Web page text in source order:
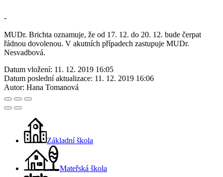
-
MUDr. Brichta oznamuje, že od 17. 12. do 20. 12. bude čerpat
řádnou dovolenou. V akutních případech zastupuje MUDr.
Nesvadbová.
Datum vložení: 11. 12. 2019 16:05
Datum poslední aktualizace: 11. 12. 2019 16:06
Autor: Hana Tomanová
Základní škola
Mateřská škola